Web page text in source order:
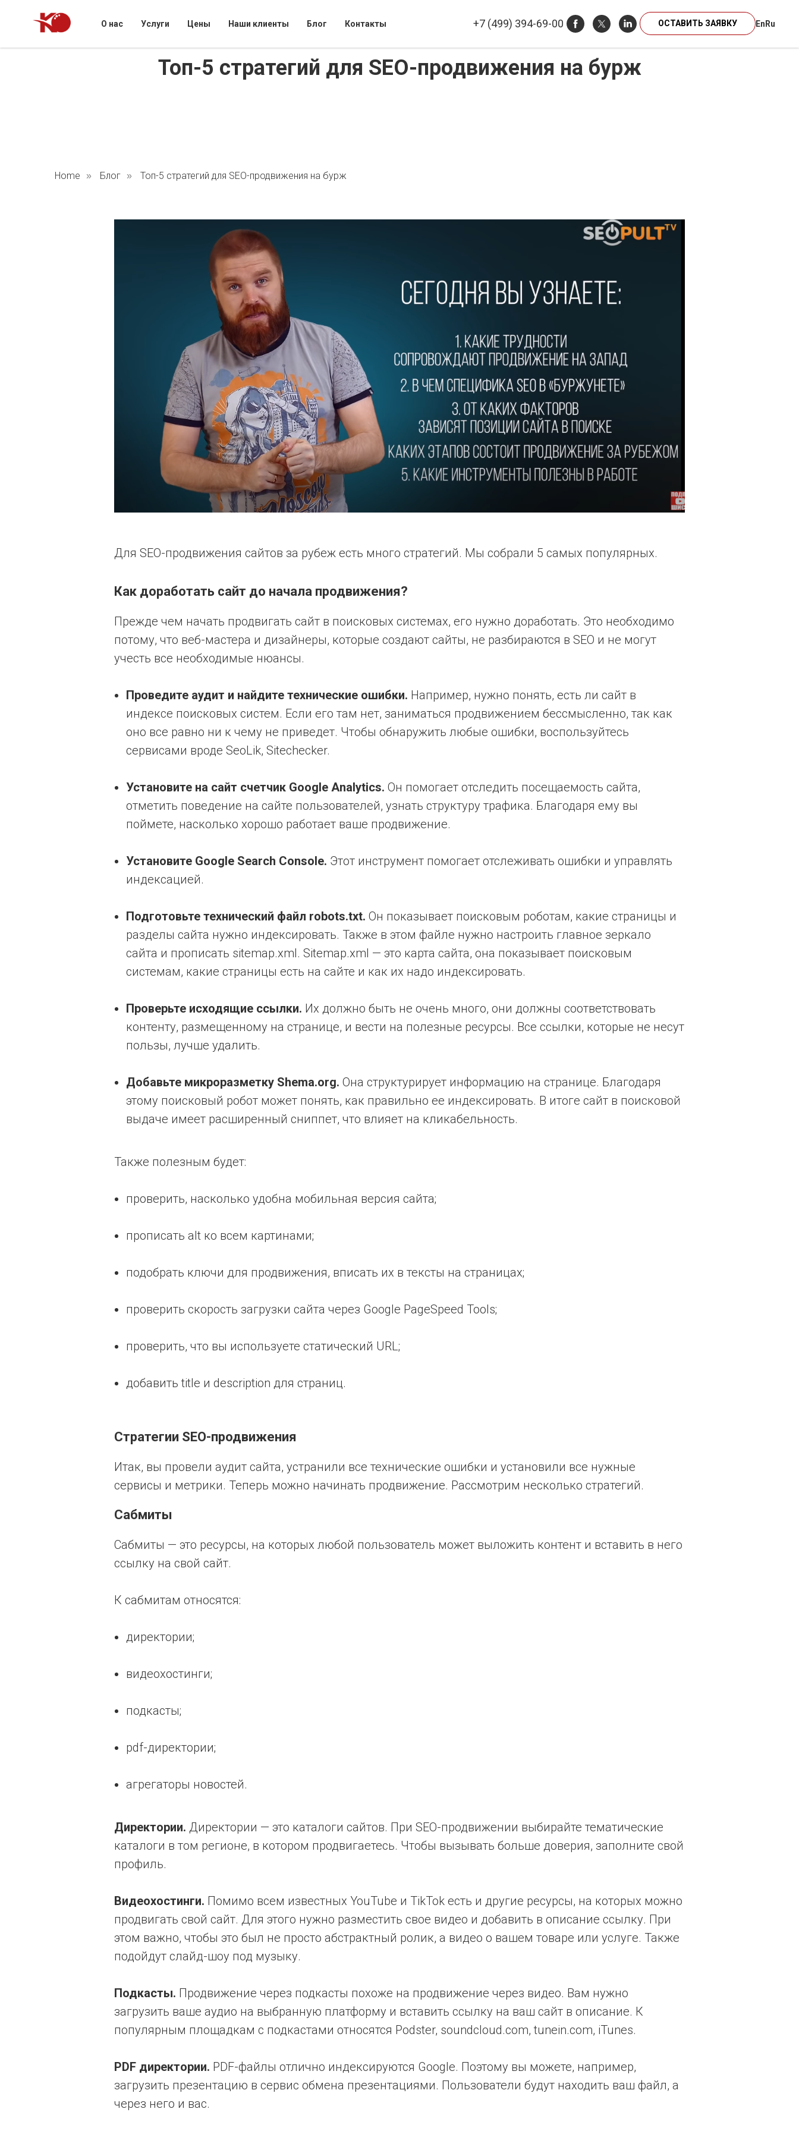
О нас Услуги Цены Наши клиенты Блог Контакты +7 (499) 394-69-00 ОСТАВИТЬ ЗАЯВКУ En Ru
Топ-5 стратегий для SEO-продвижения на бурж
Home » Блог » Топ-5 стратегий для SEO-продвижения на бурж
Для SEO-продвижения сайтов за рубеж есть много стратегий. Мы собрали 5 самых популярных.
Как доработать сайт до начала продвижения?
Прежде чем начать продвигать сайт в поисковых системах, его нужно доработать. Это необходимо
потому, что веб-мастера и дизайнеры, которые создают сайты, не разбираются в SEO и не могут
учесть все необходимые нюансы.
Проведите аудит и найдите технические ошибки. Например, нужно понять, есть ли сайт в
индексе поисковых систем. Если его там нет, заниматься продвижением бессмысленно, так как
оно все равно ни к чему не приведет. Чтобы обнаружить любые ошибки, воспользуйтесь
сервисами вроде SeoLik, Sitechecker.
Установите на сайт счетчик Google Analytics. Он помогает отследить посещаемость сайта,
отметить поведение на сайте пользователей, узнать структуру трафика. Благодаря ему вы
поймете, насколько хорошо работает ваше продвижение.
Установите Google Search Console. Этот инструмент помогает отслеживать ошибки и управлять
индексацией.
Подготовьте технический файл robots.txt. Он показывает поисковым роботам, какие страницы и
разделы сайта нужно индексировать. Также в этом файле нужно настроить главное зеркало
сайта и прописать sitemap.xml. Sitemap.xml — это карта сайта, она показывает поисковым
системам, какие страницы есть на сайте и как их надо индексировать.
Проверьте исходящие ссылки. Их должно быть не очень много, они должны соответствовать
контенту, размещенному на странице, и вести на полезные ресурсы. Все ссылки, которые не несут
пользы, лучше удалить.
Добавьте микроразметку Shema.org. Она структурирует информацию на странице. Благодаря
этому поисковый робот может понять, как правильно ее индексировать. В итоге сайт в поисковой
выдаче имеет расширенный сниппет, что влияет на кликабельность.
Также полезным будет:
проверить, насколько удобна мобильная версия сайта;
прописать alt ко всем картинами;
подобрать ключи для продвижения, вписать их в тексты на страницах;
проверить скорость загрузки сайта через Google PageSpeed Tools;
проверить, что вы используете статический URL;
добавить title и description для страниц.
Стратегии SEO-продвижения
Итак, вы провели аудит сайта, устранили все технические ошибки и установили все нужные
сервисы и метрики. Теперь можно начинать продвижение. Рассмотрим несколько стратегий.
Сабмиты
Сабмиты — это ресурсы, на которых любой пользователь может выложить контент и вставить в него
ссылку на свой сайт.
К сабмитам относятся:
директории;
видеохостинги;
подкасты;
pdf-директории;
агрегаторы новостей.
Директории. Директории — это каталоги сайтов. При SEO-продвижении выбирайте тематические
каталоги в том регионе, в котором продвигаетесь. Чтобы вызывать больше доверия, заполните свой
профиль.
Видеохостинги. Помимо всем известных YouTube и TikTok есть и другие ресурсы, на которых можно
продвигать свой сайт. Для этого нужно разместить свое видео и добавить в описание ссылку. При
этом важно, чтобы это был не просто абстрактный ролик, а видео о вашем товаре или услуге. Также
подойдут слайд-шоу под музыку.
Подкасты. Продвижение через подкасты похоже на продвижение через видео. Вам нужно
загрузить ваше аудио на выбранную платформу и вставить ссылку на ваш сайт в описание. К
популярным площадкам с подкастами относятся Podster, soundcloud.com, tunein.com, iTunes.
PDF директории. PDF-файлы отлично индексируются Google. Поэтому вы можете, например,
загрузить презентацию в сервис обмена презентациями. Пользователи будут находить ваш файл, а
через него и вас.